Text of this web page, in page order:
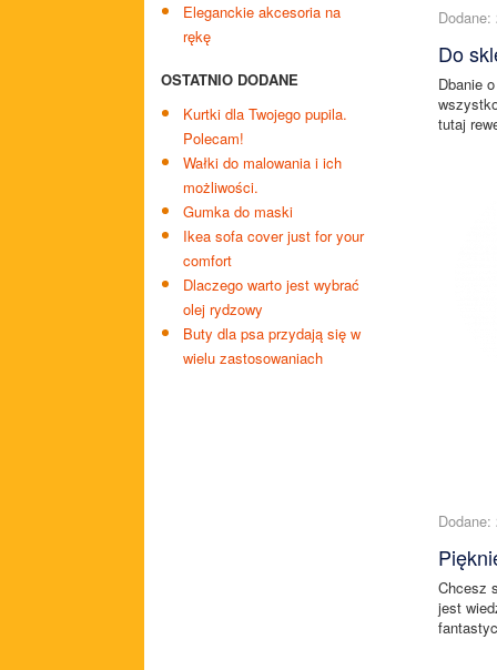
Eleganckie akcesoria na
rękę
OSTATNIO DODANE
Kurtki dla Twojego pupila.
Polecam!
Wałki do malowania i ich
możliwości.
Gumka do maski
Ikea sofa cover just for your
comfort
Dlaczego warto jest wybrać
olej rydzowy
Buty dla psa przydają się w
wielu zastosowaniach
Dodane:
Do
Dbanie
tutaj
Dodane:
Chcesz
jest